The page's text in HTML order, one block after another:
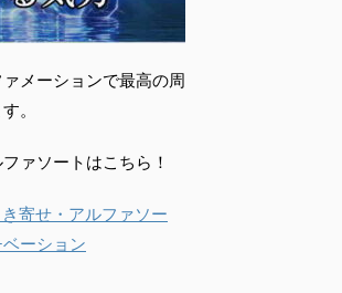
メーションで最高の周
。
ァソートはこちら！
寄せ・アルファソー
ーション